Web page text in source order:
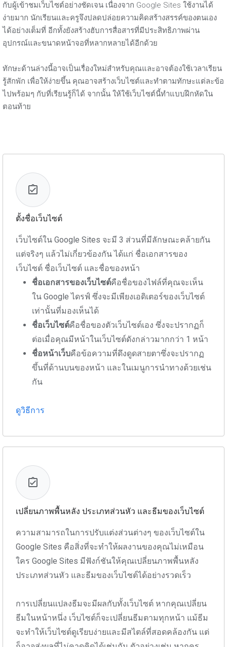
กับผู้เข้าชมเว็บไซต์อย่างชัดเจน เนื่องจาก Google Sites ใช้งานได้
ง่ายมาก นักเรียนและครูจึงปลดปล่อยความคิดสร้างสรรค์ของตนเอง
ได้อย่างเต็มที่ อีกทั้งยังสร้างฮับการสื่อสารที่มีประสิทธิภาพผ่าน
อุปกรณ์และขนาดหน้าจอที่หลากหลายได้อีกด้วย
ทักษะด้านล่างนี้อาจเป็นเรื่องใหม่สำหรับคุณและอาจต้องใช้เวลาเรียน
รู้สักพัก เพื่อให้ง่ายขึ้น คุณอาจสร้างเว็บไซต์และทำตามทักษะแต่ละข้อ
ไปพร้อมๆ กับที่เรียนรู้ก็ได้ จากนั้น ให้ใช้เว็บไซต์นี้ทำแบบฝึกหัดใน
ตอนท้าย
ตั้งชื่อเว็บไซต์
เว็บไซต์ใน Google Sites จะมี 3 ส่วนที่มีลักษณะคล้ายกัน
แต่จริงๆ แล้วไม่เกี่ยวข้องกัน ได้แก่ ชื่อเอกสารของ
เว็บไซต์ ชื่อเว็บไซต์ และชื่อของหน้า
ชื่อเอกสารของเว็บไซต์คือชื่อของไฟล์ที่คุณจะเห็น
ใน Google ไดรฟ์ ซึ่งจะมีเพียงเอดิเตอร์ของเว็บไซต์
เท่านั้นที่มองเห็นได้
ชื่อเว็บไซต์คือชื่อของตัวเว็บไซต์เอง ซึ่งจะปรากฏก็
ต่อเมื่อคุณมีหน้าในเว็บไซต์ดังกล่าวมากกว่า 1 หน้า
ชื่อหน้าเว็บคือข้อความที่ดึงดูดสายตาซึ่งจะปรากฏ
ขึ้นที่ด้านบนของหน้า และในเมนูการนำทางด้วยเช่น
กัน
ดูวิธีการ
เปลี่ยนภาพพื้นหลัง ประเภทส่วนหัว และธีมของเว็บไซต์
ความสามารถในการปรับแต่งส่วนต่างๆ ของเว็บไซต์ใน
Google Sites คือสิ่งที่จะทำให้ผลงานของคุณไม่เหมือน
ใคร Google Sites มีฟังก์ชันให้คุณเปลี่ยนภาพพื้นหลัง
ประเภทส่วนหัว และธีมของเว็บไซต์ได้อย่างรวดเร็ว
การเปลี่ยนแปลงธีมจะมีผลกับทั้งเว็บไซต์ หากคุณเปลี่ยน
ธีมในหน้าหนึ่ง เว็บไซต์ก็จะเปลี่ยนธีมตามทุกหน้า แม้ธีม
จะทำให้เว็บไซต์ดูเรียบง่ายและมีสไตล์ที่สอดคล้องกัน แต่